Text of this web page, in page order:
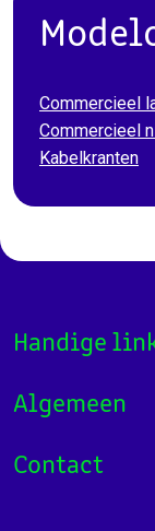
Commercieel
Commercieel
Kabelkranten
Handige
Algemeen
Contact